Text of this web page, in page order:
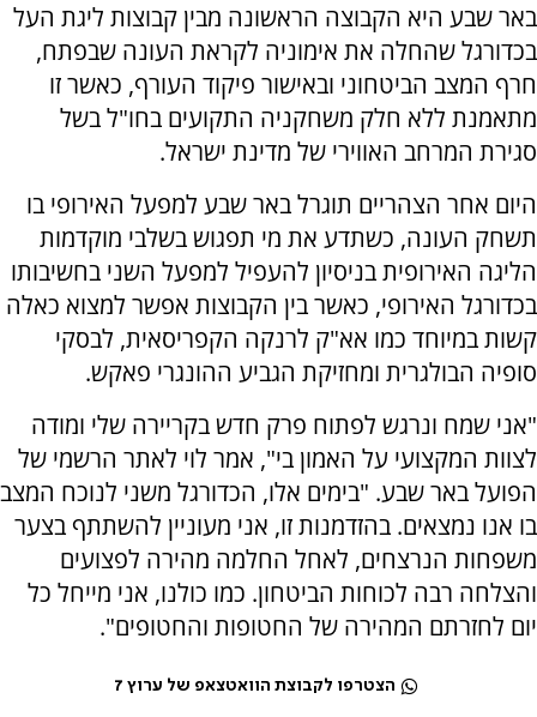
באר שבע היא הקבוצה הראשונה מבין קבוצות ליגת העל
בכדורגל שהחלה את אימוניה לקראת העונה שבפתח,
חרף המצב הביטחוני ובאישור פיקוד העורף, כאשר זו
מתאמנת ללא חלק משחקניה התקועים בחו"ל בשל
סגירת המרחב האווירי של מדינת ישראל.
היום אחר הצהריים תוגרל באר שבע למפעל האירופי בו
תשחק העונה, כשתדע את מי תפגוש בשלבי מוקדמות
הליגה האירופית בניסיון להעפיל למפעל השני בחשיבותו
בכדורגל האירופי, כאשר בין הקבוצות אפשר למצוא כאלה
קשות במיוחד כמו אא"ק לרנקה הקפריסאית, לבסקי
סופיה הבולגרית ומחזיקת הגביע ההונגרי פאקש.
"אני שמח ונרגש לפתוח פרק חדש בקריירה שלי ומודה
לצוות המקצועי על האמון בי", אמר לוי לאתר הרשמי של
הפועל באר שבע. "בימים אלו, הכדורגל משני לנוכח המצב
בו אנו נמצאים. בהזדמנות זו, אני מעוניין להשתתף בצער
משפחות הנרצחים, לאחל החלמה מהירה לפצועים
והצלחה רבה לכוחות הביטחון. כמו כולנו, אני מייחל כל
יום לחזרתם המהירה של החטופות והחטופים".
הצטרפו לקבוצת הוואטצאפ של ערוץ 7